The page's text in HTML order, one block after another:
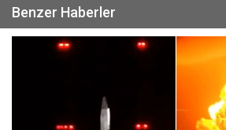
Benzer Haberler